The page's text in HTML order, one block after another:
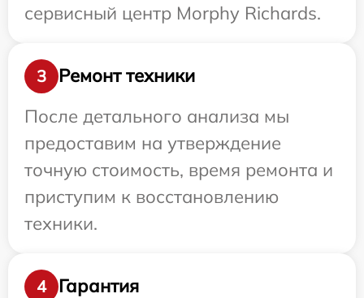
сервисный центр Morphy Richards.
3
Ремонт техники
После детального анализа мы
предоставим на утверждение
точную стоимость, время ремонта и
приступим к восстановлению
техники.
4
Гарантия